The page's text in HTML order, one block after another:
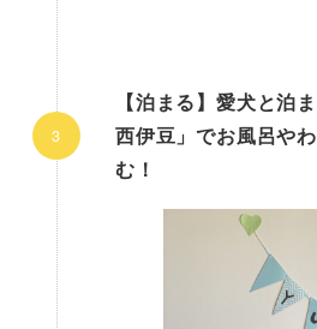
【泊まる】愛犬と泊
西伊豆」でお風呂や
む！